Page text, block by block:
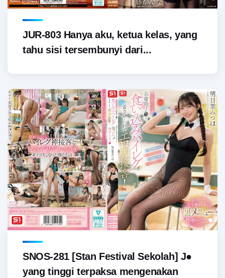
JUR-803 Hanya aku, ketua kelas, yang
tahu sisi tersembunyi dari...
SNOS-281 [Stan Festival Sekolah] J●
yang tinggi terpaksa mengenakan